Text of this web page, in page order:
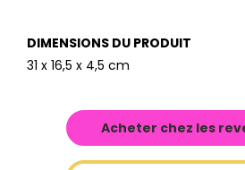
DIMENSIONS DU PRODUIT
31 x 16,5 x 4,5 cm
Acheter chez les